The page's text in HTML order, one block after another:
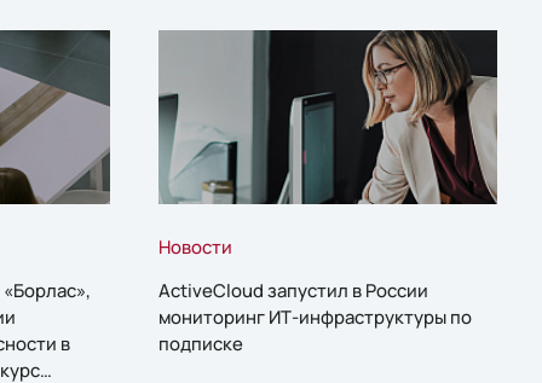
в
Новости
ActiveCloud запустил в России
мониторинг ИТ-инфраструктуры по
подписке